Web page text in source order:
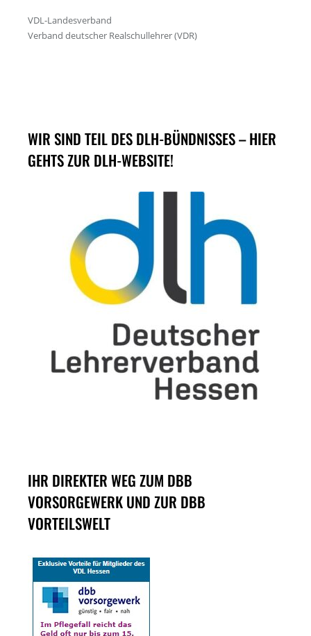
WIR SIND TEIL DES DLH-BÜNDNISSES – HIER
GEHTS ZUR DLH-WEBSITE!
IHR DIREKTER WEG ZUM DBB
VORSORGEWERK UND ZUR DBB
VORTEILSWELT